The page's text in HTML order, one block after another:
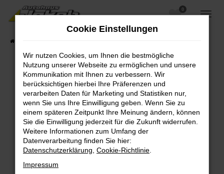
Zum
Hauptinhalt
0
Fehler: Network Error
Beim Laden ist ein Fehler aufgetreten.
Hier sind ein paar Tipps, die dir helfen können:
Überprüfe deine Firewall und deine
Internetverbindung.
Laden andere Webseiten, zum Beispiel deine
Suchmaschine?
Cookie Einstellungen
Wir nutzen Cookies, um Ihnen die bestmögliche
Nutzung unserer Webseite zu ermöglichen und unsere
Kommunikation mit Ihnen zu verbessern. Wir
berücksichtigen hierbei Ihre Präferenzen und
verarbeiten Daten für Marketing und Statistiken nur,
wenn Sie uns Ihre Einwilligung geben. Wenn Sie zu
einem späteren Zeitpunkt Ihre Meinung ändern, können
Sie die Einwilligung jederzeit für die Zukunft widerrufen.
Weitere Informationen zum Umfang der
Datenverarbeitung finden Sie hier:
Datenschutzerklärung Cookie-Richtlinie
Impressum